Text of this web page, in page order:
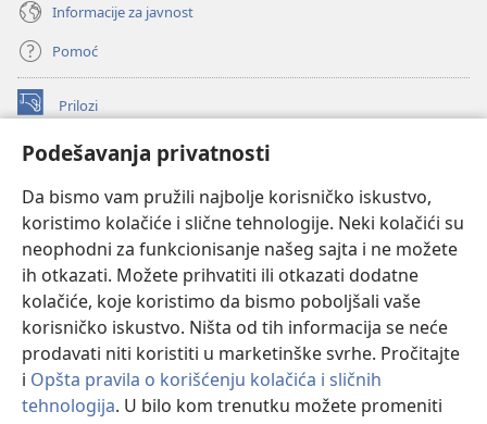
Podešavanja privatnosti
Da bismo vam pružili najbolje korisničko iskustvo,
koristimo kolačiće i slične tehnologije. Neki kolačići su
neophodni za funkcionisanje našeg sajta i ne možete
ih otkazati. Možete prihvatiti ili otkazati dodatne
kolačiće, koje koristimo da bismo poboljšali vaše
korisničko iskustvo. Ništa od tih informacija se neće
prodavati niti koristiti u marketinške svrhe. Pročitajte
i Opšta pravila o korišćenju kolačića i sličnih
tehnologija. U bilo kom trenutku možete promeniti
Informacije za javnost
Pomoć
Prilozi
(otvara
prozor)ONLAJN BIBLIOTEKA Watchtower
novi
prozor)JW Hub
(otvara
novi
prozor)
®
Watchtower Library®